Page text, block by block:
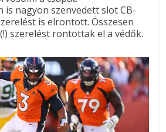
is nagyon szenvedett slot CB-
is elrontott. Összesen
szerelést rontottak el a védők.